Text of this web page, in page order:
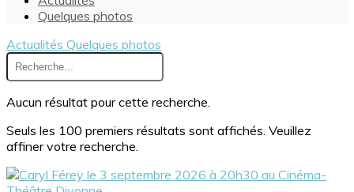
Quelques photos
Actualités Quelques photos
Aucun résultat pour cette recherche.
Seuls les 100 premiers résultats sont affichés. Veuillez
affiner votre recherche.